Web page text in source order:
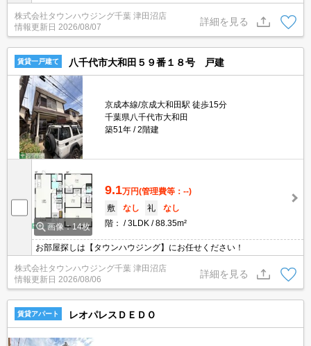
株式会社タウンハウジング千葉 津田沼店
情報更新日 2026/08/07
詳細を見る
賃貸一戸建て 八千代市大和田５９番１８号 戸建
京成本線/京成大和田駅 徒歩15分
千葉県八千代市大和田
築51年
2階建
画像：14枚
9.1万円(管理費等：--)
敷
なし 礼
なし
階：
3LDK 88.35m²
お部屋探しは【タウンハウジング】にお任せください！
株式会社タウンハウジング千葉 津田沼店
情報更新日 2026/08/06
詳細を見る
賃貸アパート レオパレスＤＥＤＯ